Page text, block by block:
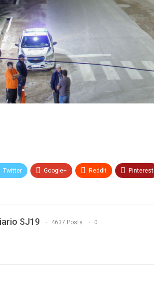
Twitter Google+ ReddIt Pinterest
SJ19 4637 Posts 0